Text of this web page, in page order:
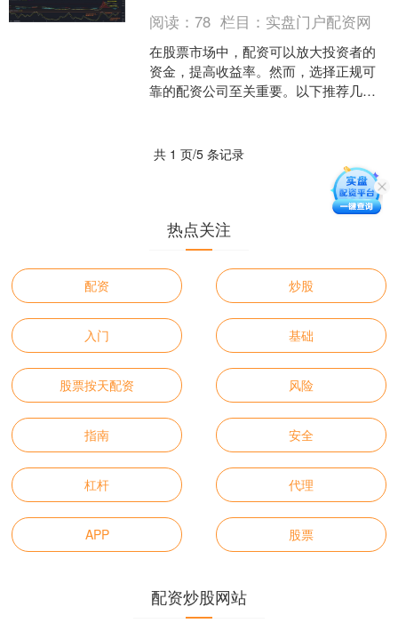
阅读：78 栏目： 实盘门户配资网
在股票市场中，配资可以放大投资者的
资金，提高收益率。然而，选择正规可
靠的配资公司至关重要。以下推荐几家
共 1 页/5 条记录
热点关注
配资 炒股
入门 基础
股票按天配资 风险
指南 安全
杠杆 代理
APP 股票
配资炒股网站